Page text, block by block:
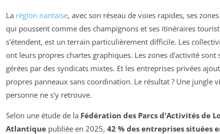
La région nantaise, avec son réseau de voies rapides, ses
qui poussent comme des champignons et ses itinéraires
s'étendent, est un terrain particulièrement difficile. Les
ont leurs propres chartes graphiques. Les zones d'activité sont
gérées par des syndicats mixtes. Et les entreprises privées
propres panneaux sans coordination. Le résultat ? Une jungle
personne ne s'y retrouve.
Selon une étude de la Fédération des Parcs d'Activités de
Atlantique publiée en 2025, 42 % des entreprises situées